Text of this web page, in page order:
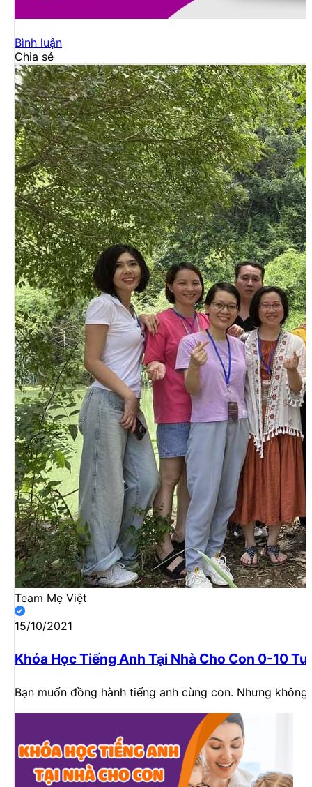
Bình luận
Chia sẻ
Team Mẹ Việt
15/10/2021
Khóa Học Tiếng Anh Tại Nhà Cho Con 0-10
Bạn muốn đồng hành tiếng anh cùng con. Nhưng